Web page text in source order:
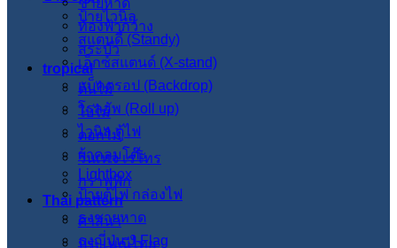
ป้ายไวนิล
สแตนดี้ (Standy)
เอ็กซ์สแตนด์ (X-stand)
แบ็คดรอป (Backdrop)
โรลอัพ (Roll up)
ไวนิล ตู้ไฟ
ผ้าคลุมโต๊ะ
Lightbox
ป้ายตู้ไฟ กล่องไฟ
ธงชายหาด
ธงญี่ปุ่น J-Flag
ท้องฟ้ากว้าง
สระบัว
tropical
ต้นไม้
ใบไม้
ดอกไม้
วินเทจ เรโทร
กราฟฟิก
Thai pattern
ศาสนา
ประเพณีไทย